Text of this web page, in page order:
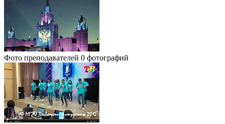
Фото преподавателей 0 фотографий